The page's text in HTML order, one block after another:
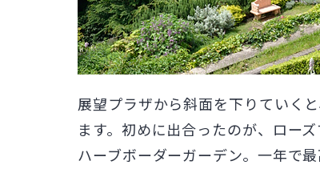
展望プラザから斜面を下りていく
ます。初めに出合ったのが、ロー
ハーブボーダーガーデン。一年で